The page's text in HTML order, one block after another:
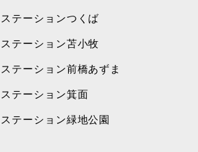
テーションつくば
テーション苫小牧
テーション前橋あずま
テーション箕面
テーション緑地公園